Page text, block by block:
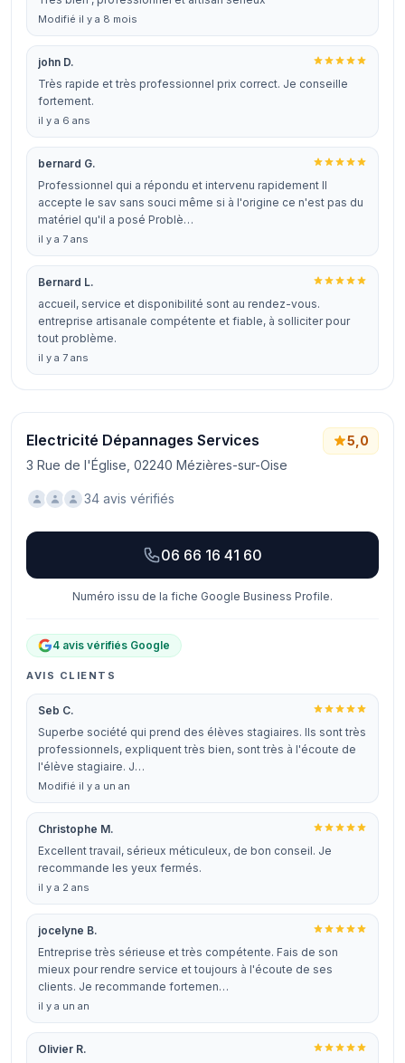
Modifié il y a 8 mois
john D.
Très rapide et très professionnel prix correct. Je conseille
fortement.
il y a 6 ans
bernard G.
Professionnel qui a répondu et intervenu rapidement Il
accepte le sav sans souci même si à l'origine ce n'est pas du
matériel qu'il a posé Problè…
il y a 7 ans
Bernard L.
accueil, service et disponibilité sont au rendez-vous.
entreprise artisanale compétente et fiable, à solliciter pour
tout problème.
il y a 7 ans
Electricité Dépannages Services
3 Rue de l'Église, 02240 Mézières-sur-Oise
5,0
34 avis vérifiés
06 66 16 41 60
Numéro issu de la fiche Google Business Profile.
4 avis vérifiés Google
AVIS CLIENTS
Seb C.
Superbe société qui prend des élèves stagiaires. Ils sont très
professionnels, expliquent très bien, sont très à l'écoute de
l'élève stagiaire. J…
Modifié il y a un an
Christophe M.
Excellent travail, sérieux méticuleux, de bon conseil. Je
recommande les yeux fermés.
il y a 2 ans
jocelyne B.
Entreprise très sérieuse et très compétente. Fais de son
mieux pour rendre service et toujours à l'écoute de ses
clients. Je recommande fortemen…
il y a un an
Olivier R.